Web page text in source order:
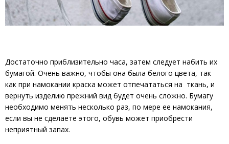
Достаточно приблизительно часа, затем следует набить их
бумагой. Очень важно, чтобы она была белого цвета, так
как при намокании краска может отпечататься на ткань, и
вернуть изделию прежний вид будет очень сложно. Бумагу
необходимо менять несколько раз, по мере ее намокания,
если вы не сделаете этого, обувь может приобрести
неприятный запах.